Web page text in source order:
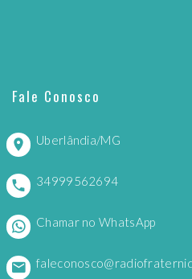
Fale Conosco
Uberlândia/MG
34999562694
Chamar no WhatsApp